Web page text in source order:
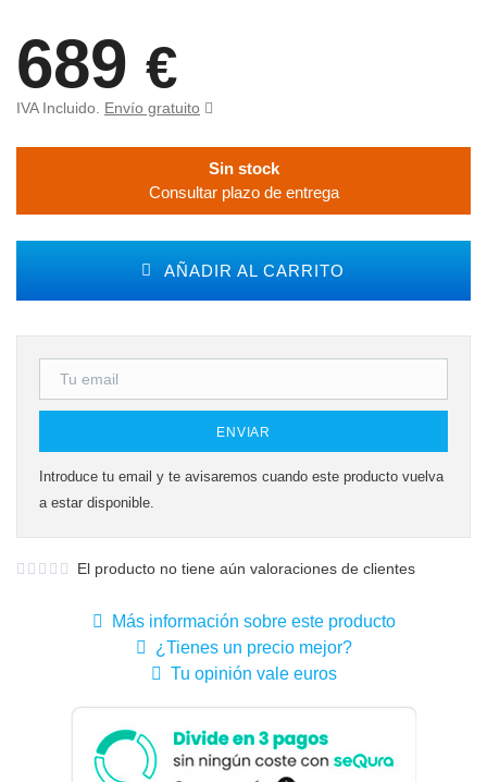
689 €
IVA Incluido. Envío gratuito
Sin stock
Consultar plazo de entrega
AÑADIR AL CARRITO
ENVIAR
Introduce tu email y te avisaremos cuando este producto vuelva
a estar disponible.
El producto no tiene aún valoraciones de clientes
Más información sobre este producto
¿Tienes un precio mejor?
Tu opinión vale euros